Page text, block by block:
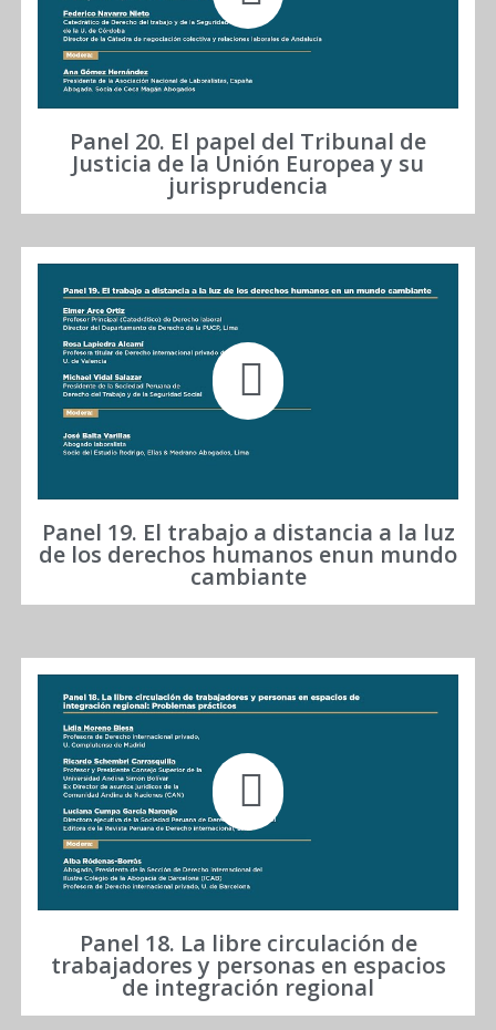
Panel 20. El papel del Tribunal de
Justicia de la Unión Europea y su
jurisprudencia
Panel 19. El trabajo a distancia a la luz
de los derechos humanos enun mundo
cambiante
Panel 18. La libre circulación de
trabajadores y personas en espacios
de integración regional